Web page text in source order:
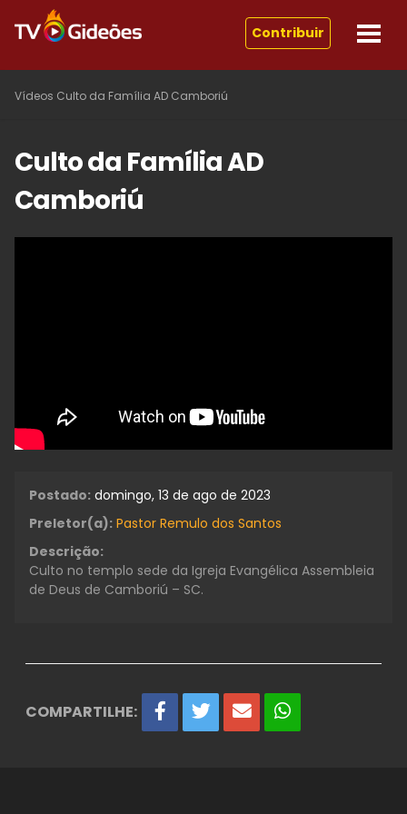
Contribuir
Vídeos Culto da Família AD Camboriú
Culto da Família AD
Camboriú
Postado: domingo, 13 de ago de 2023
Preletor(a): Pastor Remulo dos Santos
Descrição:
Culto no templo sede da Igreja Evangélica Assembleia
de Deus de Camboriú – SC.
COMPARTILHE: